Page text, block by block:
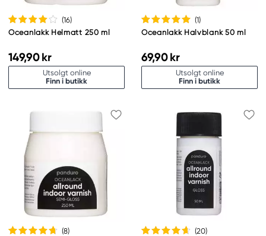
(16)
Oceanlakk Helmatt 250 ml
149,90 kr
Utsolgt online
Finn i butikk
(1)
Oceanlakk Halvblank 50 ml
69,90 kr
Utsolgt online
Finn i butikk
(8) (20)